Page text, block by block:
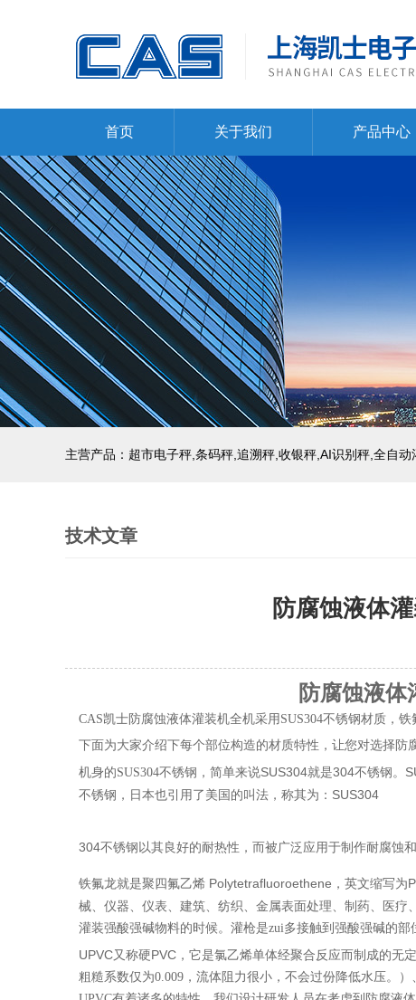
首页 关于我们 产品中心
主营产品：超市电子秤,条码秤,追溯秤,收银秤,AI识别秤,全自
技术文章
防腐蚀液体
防腐蚀液体
CAS凯士防腐蚀液体灌装机全机采用SUS304不锈钢材质，
下面为大家介绍下每个部位构造的材质特性，让您对选择防
机身的SUS304不锈钢，简单来说SUS304就是304不锈钢。
不锈钢，日本也引用了美国的叫法，称其为：SUS304
304不锈钢以其良好的耐热性，而被广泛应用于制作耐腐蚀
铁氟龙就是聚四氟乙烯 Polytetrafluoroethene，英文缩写为
械、仪器、仪表、建筑、纺织、金属表面处理、制药、医疗
灌装强酸强碱物料的时候。灌枪是zui多接触到强酸强碱的
UPVC又称硬PVC，它是氯乙烯单体经聚合反应而制成的无
粗糙系数仅为0.009，流体阻力很小，不会过份降低水压。
）